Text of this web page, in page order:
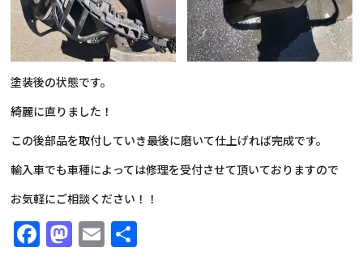
塗装後の状態です。
綺麗に直りました！
この後部品を取付していき最後に磨いて仕上げれば完成です。
輸入車でも車種によっては修理を受付させて頂いておりますので
お気軽にご相談ください！！
Facebook
Mastodon
Email